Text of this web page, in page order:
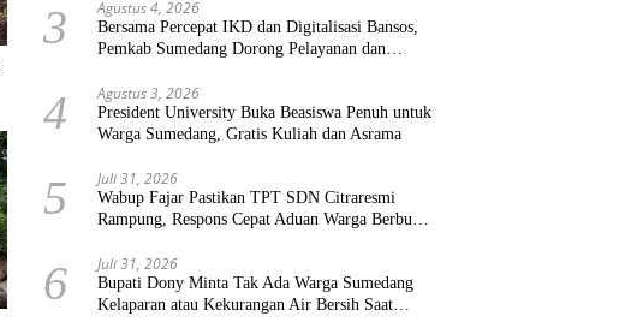
3 Agustus 4, 2026
Bersama Percepat IKD dan Digitalisasi Bansos,
Pemkab Sumedang Dorong Pelayanan dan
4 Agustus 3, 2026
President University Buka Beasiswa Penuh untuk
Warga Sumedang, Gratis Kuliah dan Asrama
5 Juli 31, 2026
Wabup Fajar Pastikan TPT SDN Citraresmi
Rampung, Respons Cepat Aduan Warga Berbuah
6 Juli 31, 2026
Bupati Dony Minta Tak Ada Warga Sumedang
Kelaparan atau Kekurangan Air Bersih Saat